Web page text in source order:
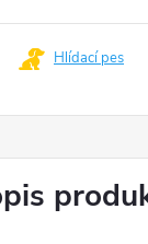
Hlídací pes